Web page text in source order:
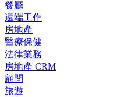
餐廳
遠端工作
房地產
醫療保健
法律業務
房地產 CRM
顧問
旅遊